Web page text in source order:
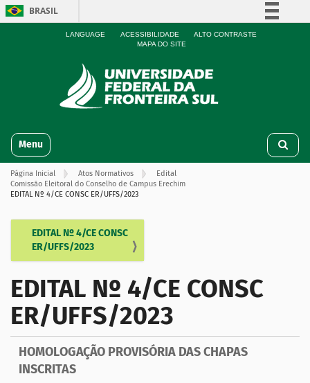
BRASIL
Simplifique!
Participe
Acesso à informação
LANGUAGE ACESSIBILIDADE
ALTO CONTRASTE
MAPA DO SITE
v
Toggle navigation
Página Inicial Atos Normativos
Edital
Comissão Eleitoral do Conselho de Campus Erechim
EDITAL Nº 4/CE CONSC ER/UFFS/2023
e
g
a
ç
ã
o
EDITAL Nº 4/CE CONSC
ER/UFFS/2023
EDITAL Nº 4/CE CONSC
ER/UFFS/2023
HOMOLOGAÇÃO PROVISÓRIA DAS CHAPAS
INSCRITAS